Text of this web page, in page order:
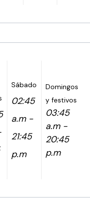
Sábado
02:45
a.m -
21:45
p.m
Domingos
y festivos
03:45
a.m -
20:45
p.m